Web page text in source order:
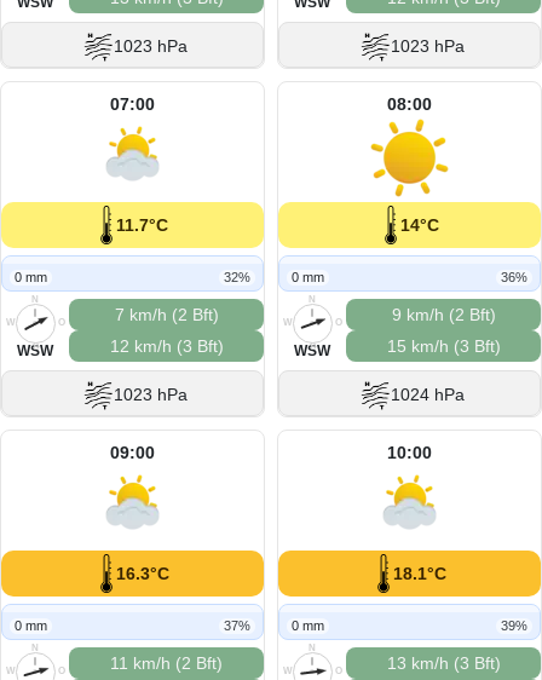
1023 hPa 1023 hPa
07:00
11.7°C
0 mm 32%
N
O
S
W
WSW
7 km/h (2 Bft)
12 km/h (3 Bft)
1023 hPa
08:00
14°C
0 mm 36%
N
O
S
W
WSW
9 km/h (2 Bft)
15 km/h (3 Bft)
1024 hPa
09:00
16.3°C
0 mm 37%
N
O
W
11 km/h (2 Bft)
10:00
18.1°C
0 mm 39%
N
O
W
13 km/h (3 Bft)